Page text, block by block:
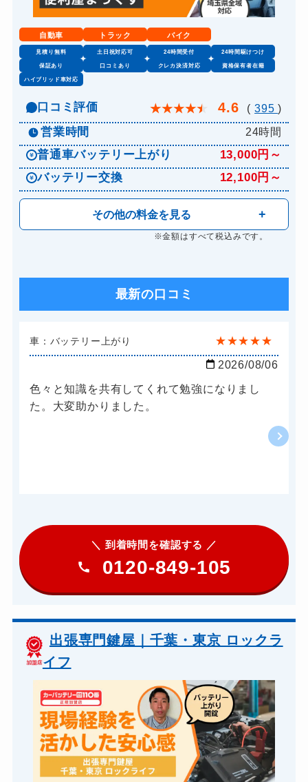
自動車 トラック バイク
見積り無料 土日祝対応可 24時間受付 24時間駆けつけ
保証あり 口コミあり クレカ決済対応 資格保有者在籍
ハイブリッド車対応
口コミ評価 ★★★★★ 4.6 ( 395)
営業時間 24時間
普通車バッテリー上がり
13,000円～
バッテリー交換
12,100円～
その他の料金を見る
※金額はすべて税込みです。
最新の口コミ
車：バッテリー上がり ★★★★★
2026/08/06
色々と知識を共有してくれて勉強になりまし
た。大変助かりました。
＼ 到着時間を確認する ／
0120-849-105
出張専門鍵屋｜千葉・東京 ロックラ
イフ